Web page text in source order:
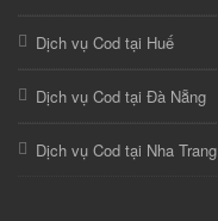
Dịch vụ Cod tại Huế
Dịch vụ Cod tại Đà Nẵng
Dịch vụ Cod tại Nha Trang